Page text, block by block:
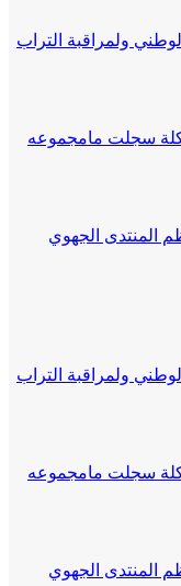
ولمراقبة التراب
سجلت مامجموعه
المنتدى الجهوي
ولمراقبة التراب
سجلت مامجموعه
المنتدى الجهوي